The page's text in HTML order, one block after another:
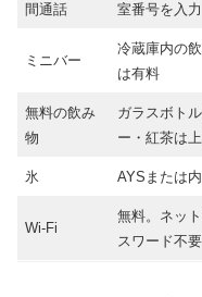
間通話
室番号を入力
ミニバー
冷蔵庫内の
は有料
無料の飲み
物
ガラスボト
ー・紅茶は
氷 AYSまたは
Wi-Fi
無料。ネッ
スワード不要